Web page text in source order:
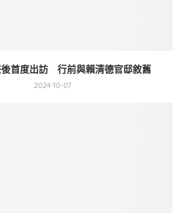
首度出訪 行前與賴清德官邸敘舊
2024-10-07